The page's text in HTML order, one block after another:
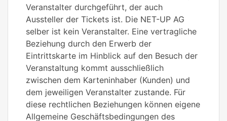
Veranstalter durchgeführt, der auch
Aussteller der Tickets ist. Die NET-UP AG
selber ist kein Veranstalter. Eine vertragliche
Beziehung durch den Erwerb der
Eintrittskarte im Hinblick auf den Besuch der
Veranstaltung kommt ausschließlich
zwischen dem Karteninhaber (Kunden) und
dem jeweiligen Veranstalter zustande. Für
diese rechtlichen Beziehungen können eigene
Allgemeine Geschäftsbedingungen des